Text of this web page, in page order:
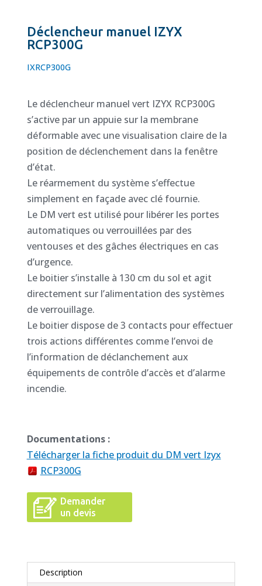
Déclencheur manuel IZYX
RCP300G
IXRCP300G
Le déclencheur manuel vert IZYX RCP300G
s’active par un appuie sur la membrane
déformable avec une visualisation claire de la
position de déclenchement dans la fenêtre
d’état.
Le réarmement du système s’effectue
simplement en façade avec clé fournie.
Le DM vert est utilisé pour libérer les portes
automatiques ou verrouillées par des
ventouses et des gâches électriques en cas
d’urgence.
Le boitier s’installe à 130 cm du sol et agit
directement sur l’alimentation des systèmes
de verrouillage.
Le boitier dispose de 3 contacts pour effectuer
trois actions différentes comme l’envoi de
l’information de déclanchement aux
équipements de contrôle d’accès et d’alarme
incendie.
Documentations :
Télécharger la fiche produit du DM vert Izyx
RCP300G
Demander
un devis
Description